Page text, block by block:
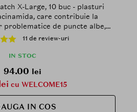
X-Large, 10 buc - plasturi
care contribuie la
problematice de puncte albe,
si papule si la mentinerea
suprafetei pielii
11 de review-uri
IN STOC
94.00 lei
cu WELCOME15
IN COS